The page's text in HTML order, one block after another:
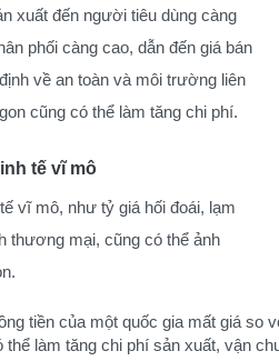
xuất đến người tiêu dùng càng
phối càng cao, dẫn đến giá bán
về an toàn và môi trường liên
cũng có thể làm tăng chi phí.
tế vĩ mô
vĩ mô, như tỷ giá hối đoái, lạm
thương mại, cũng có thể ảnh
tiền của một quốc gia mất giá so
thể làm tăng chi phí sản xuất, vận